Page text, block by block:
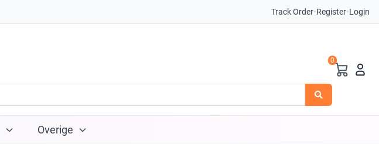
Track Order•Register•Login
0
Overige